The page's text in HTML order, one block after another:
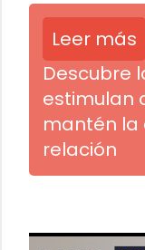
Leer más
Descubre
estimulan
mantén la
relación